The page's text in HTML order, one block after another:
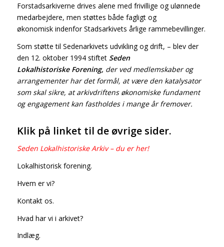
Forstadsarkiverne drives alene med frivillige og ulønnede
medarbejdere, men støttes både fagligt og
økonomisk indenfor Stadsarkivets årlige rammebevillinger.
Som støtte til Sedenarkivets udvikling og drift, – blev der
den 12. oktober 1994 stiftet Seden
Lokalhistoriske Forening, der ved medlemskaber og
arrangementer har det formål, at være den katalysator
som skal sikre, at arkivdriftens økonomiske fundament
og engagement kan fastholdes i mange år fremover.
Klik på linket til de øvrige sider.
Seden Lokalhistoriske Arkiv – du er her!
Lokalhistorisk forening.
Hvem er vi?
Kontakt os.
Hvad har vi i arkivet?
Indlæg.